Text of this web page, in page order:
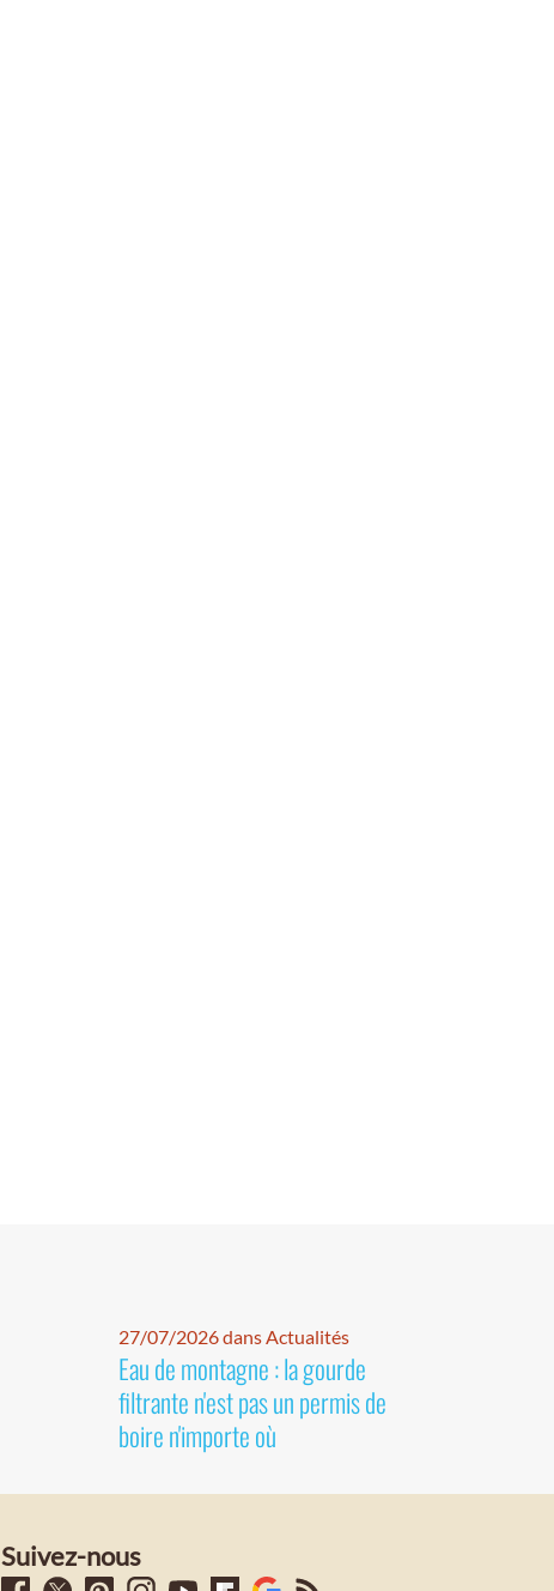
27/07/2026 dans Actualités
Eau de montagne : la gourde
filtrante n'est pas un permis de
boire n'importe où
Suivez-nous